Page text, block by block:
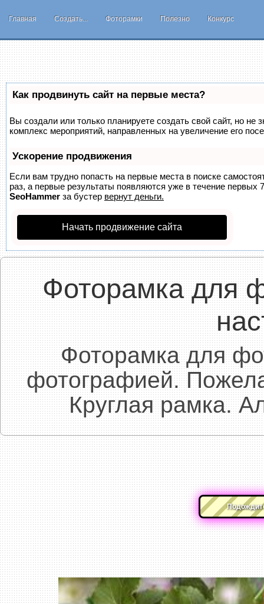
Главная Создать... Фоторамки Полезно Конкурс
Как продвинуть сайт на первые места?
Вы создали или только планируете создать свой сайт, но не
комплекс мероприятий, направленных на увеличение его
Ускорение продвижения
Если вам трудно попасть на первые места в поиске
раз, а первые результаты появляются уже в течение первых
SeoHammer за бустер вернут деньги.
Начать продвижение сайта
Фоторамка для
Фоторамка для
фотографией.
Круглая рамка.